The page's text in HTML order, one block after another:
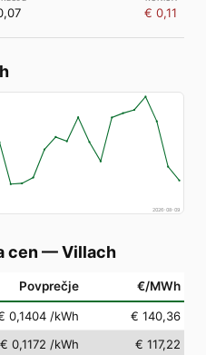
€ 0,11
2026-08-09
cen —Villach
Povprečje €/MWh
0,1404 /kWh
€ 140,36
€ 0,1172 /kWh
€ 117,22